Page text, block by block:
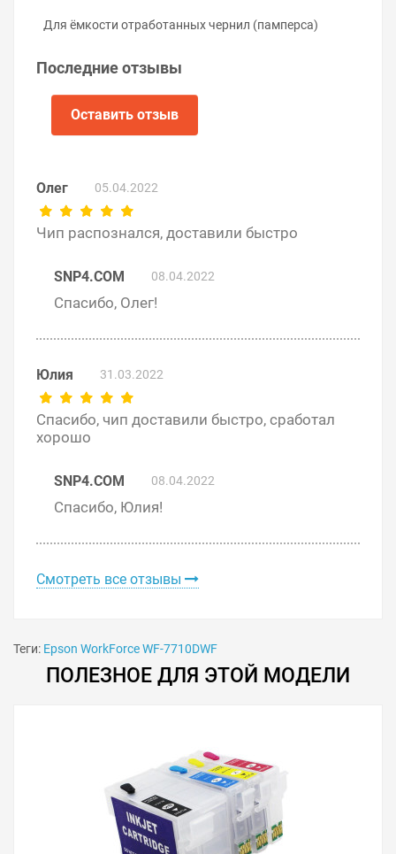
замените элементы абсорбера на новые.
Установите и закрепите новый чип.
включите устройство.
На видео ниже показан пример замены чипа ёмкости
7710DWF — оформите заказ или напишите онлайн-
сделать печать на принтере экономичной.
Для ёмкости отработанных чернил (памперса)
Последние отзывы
Оставить отзыв
Олег 05.04.2022
Чип распознался, доставили быстро
SNP4.COM 08.04.2022
Спасибо, Олег!
Юлия 31.03.2022
Спасибо, чип доставили быстро, сработал
хорошо
SNP4.COM 08.04.2022
Спасибо, Юлия!
Смотреть все отзывы
Теги: Epson WorkForce WF-7710DWF
ПОЛЕЗНОЕ ДЛЯ ЭТОЙ МОДЕЛИ